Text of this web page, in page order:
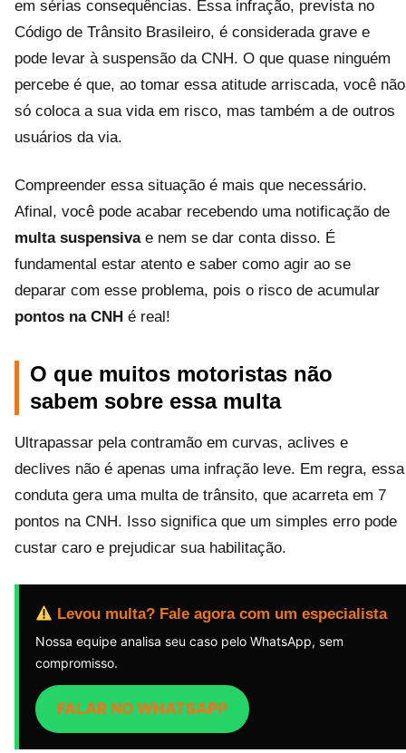
em sérias consequências. Essa infração, prevista no
Código de Trânsito Brasileiro, é considerada grave e
pode levar à suspensão da CNH. O que quase ninguém
percebe é que, ao tomar essa atitude arriscada, você não
só coloca a sua vida em risco, mas também a de outros
usuários da via.
Compreender essa situação é mais que necessário.
Afinal, você pode acabar recebendo uma notificação de
multa suspensivae nem se dar conta disso. É
fundamental estar atento e saber como agir ao se
deparar com esse problema, pois o risco de acumular
pontos na CNH é real!
O que muitos motoristas não
sabem sobre essa multa
Ultrapassar pela contramão em curvas, aclives e
declives não é apenas uma infração leve. Em regra, essa
conduta gera uma multa de trânsito, que acarreta em 7
pontos na CNH. Isso significa que um simples erro pode
custar caro e prejudicar sua habilitação.
Levou multa? Fale agora com um especialista
Nossa equipe analisa seu caso pelo WhatsApp, sem
compromisso.
FALAR NO WHATSAPP